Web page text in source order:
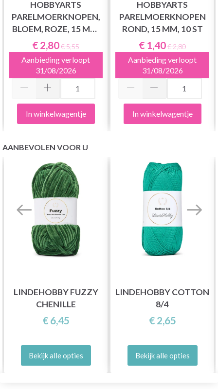
HOBBYARTS
PARELMOERKNOPEN,
BLOEM, ROZE, 15 MM,
10 ST
€ 2,80€ 5,55
Aanbieding verloopt
31/08/2026
In winkelwagentje
HOBBYARTS
PARELMOERKNOPEN
ROND, 15 MM, 10 ST
€ 1,40€ 2,80
Aanbieding verloopt
31/08/2026
In winkelwagentje
AANBEVOLEN VOOR U
LINDEHOBBY FUZZY
CHENILLE
€ 6,45
Bekijk alle opties
LINDEHOBBY COTTON
8/4
€ 2,65
Bekijk alle opties